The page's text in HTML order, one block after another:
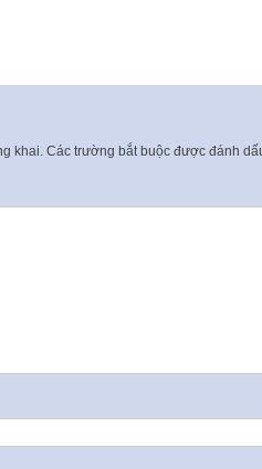
khai. Các trường bắt buộc được đánh